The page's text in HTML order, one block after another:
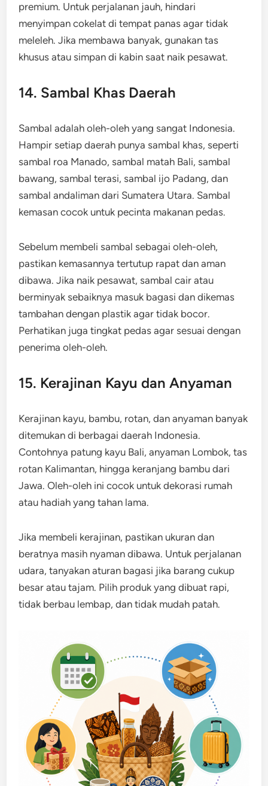
premium. Untuk perjalanan jauh, hindari
menyimpan cokelat di tempat panas agar tidak
meleleh. Jika membawa banyak, gunakan tas
khusus atau simpan di kabin saat naik pesawat.
14. Sambal Khas Daerah
Sambal adalah oleh-oleh yang sangat Indonesia.
Hampir setiap daerah punya sambal khas, seperti
sambal roa Manado, sambal matah Bali, sambal
bawang, sambal terasi, sambal ijo Padang, dan
sambal andaliman dari Sumatera Utara. Sambal
kemasan cocok untuk pecinta makanan pedas.
Sebelum membeli sambal sebagai oleh-oleh,
pastikan kemasannya tertutup rapat dan aman
dibawa. Jika naik pesawat, sambal cair atau
berminyak sebaiknya masuk bagasi dan dikemas
tambahan dengan plastik agar tidak bocor.
Perhatikan juga tingkat pedas agar sesuai dengan
penerima oleh-oleh.
15. Kerajinan Kayu dan Anyaman
Kerajinan kayu, bambu, rotan, dan anyaman banyak
ditemukan di berbagai daerah Indonesia.
Contohnya patung kayu Bali, anyaman Lombok, tas
rotan Kalimantan, hingga keranjang bambu dari
Jawa. Oleh-oleh ini cocok untuk dekorasi rumah
atau hadiah yang tahan lama.
Jika membeli kerajinan, pastikan ukuran dan
beratnya masih nyaman dibawa. Untuk perjalanan
udara, tanyakan aturan bagasi jika barang cukup
besar atau tajam. Pilih produk yang dibuat rapi,
tidak berbau lembap, dan tidak mudah patah.